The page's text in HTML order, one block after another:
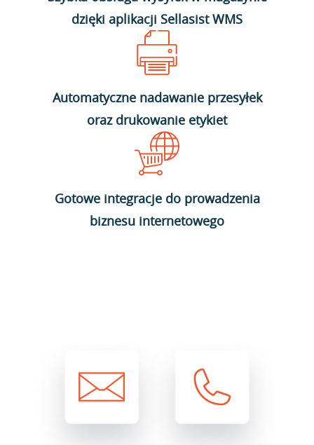
dzięki aplikacji Sellasist WMS
Automatyczne nadawanie przesyłek
oraz drukowanie etykiet
Gotowe integracje do prowadzenia
biznesu internetowego